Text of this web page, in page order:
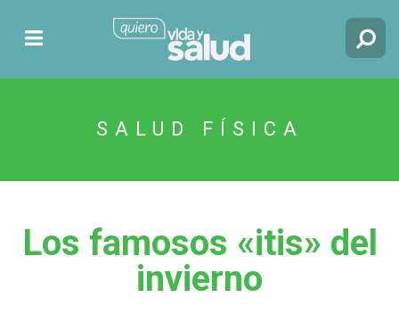
SALUD FÍSICA
Los famosos «itis» del
invierno